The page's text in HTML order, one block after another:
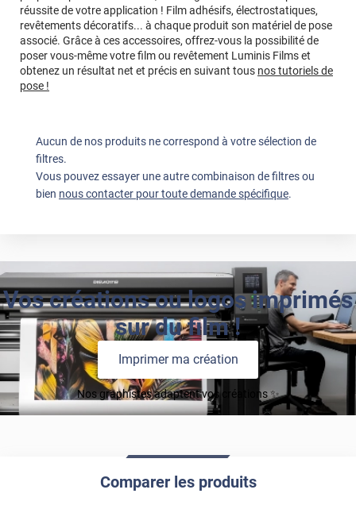
réussite de votre application ! Film adhésifs, électrostatiques,
revêtements décoratifs... à chaque produit son matériel de pose
associé. Grâce à ces accessoires, offrez-vous la possibilité de
poser vous-même votre film ou revêtement Luminis Films et
obtenez un résultat net et précis en suivant tous nos tutoriels de
pose !
Aucun de nos produits ne correspond à votre sélection de
filtres.
Vous pouvez essayer une autre combinaison de filtres ou
bien nous contacter pour toute demande spécifique.
Vos créations ou logos imprimés
sur du film !
Imprimer ma création
Nos graphistes adaptent vos créations ✨
Comparer les produits